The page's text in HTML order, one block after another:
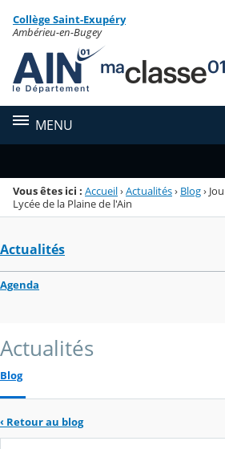
Menu de la rubrique
Contenu
Collège Saint-Exupéry
Ambérieu-en-Bugey
MENU
Vous êtes ici : Accueil›Actualités› Blog›
Lycée de la Plaine de l'Ain
Actualités
Agenda
Actualités
Blog
‹ Retour au blog